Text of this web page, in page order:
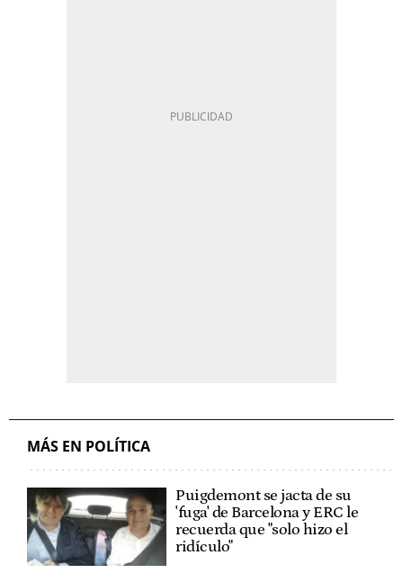
MÁS EN POLÍTICA
Puigdemont se jacta de su
'fuga' de Barcelona y ERC le
recuerda que "solo hizo el
ridículo"